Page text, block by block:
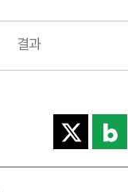
결과